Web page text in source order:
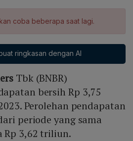
coba beberapa saat lagi.
ringkasan dengan AI
Tbk (BNBR)
bersih Rp 3,75
Perolehan pendapatan
periode yang sama
Rp 3,62 triliun.